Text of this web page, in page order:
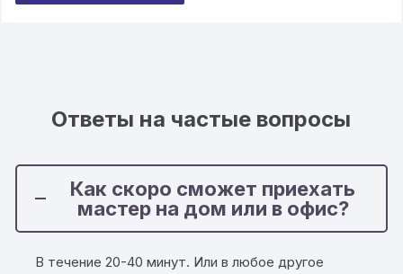
Ответы на частые вопросы
Как скоро сможет приехать
мастер на дом или в офис?
В течение 20-40 минут. Или в любое другое